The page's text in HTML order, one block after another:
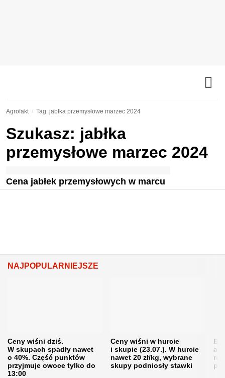
Agrofakt Tag: jabłka przemysłowe marzec 2024
Szukasz: jabłka
przemysłowe marzec 2024
Cena jabłek przemysłowych w marcu
NAJPOPULARNIEJSZE
Ceny wiśni dziś.
W skupach spadły nawet
o 40%. Część punktów
przyjmuje owoce tylko do
13:00
Ceny wiśni w hurcie
i skupie (23.07.). W hurcie
nawet 20 zł/kg, wybrane
skupy podniosły stawki